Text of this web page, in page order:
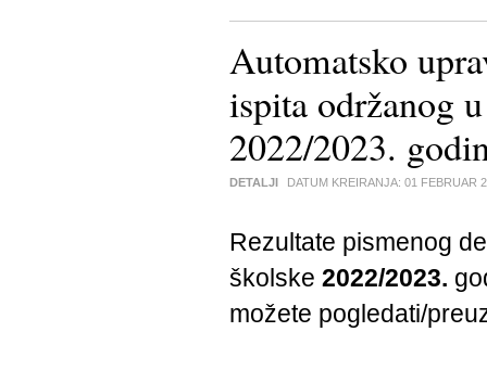
Automatsko
ispita održanog
2022/2023.
DETALJI DATUM KREIRANJA: 01 FEBRUAR
Rezultate pismenog
školske 2022/2023.
možete pogledati/